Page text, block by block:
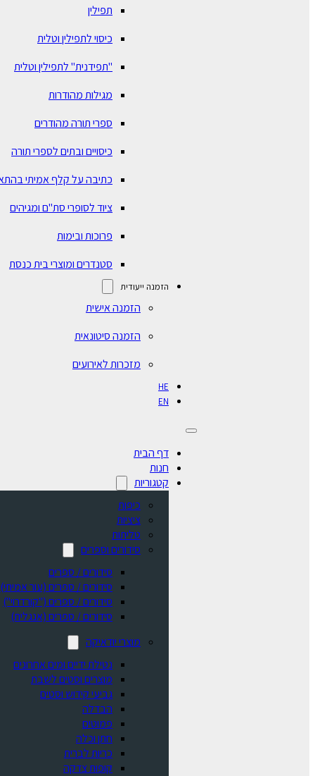
תפילין
כיסוי לתפילין וטלית
"תפידנית" לתפילין וטלית
מגילות מהודרות
ספרי תורה מהודרים
כיסויים ובתים לספרי תורה
כתיבה על קלף אמיתי
ציוד לסופרי סת"ם ומגיהים
פרוכות ובימות
סטנדרים ומוצרי בית כנסת
הזמנה ייעודית
הזמנה אישית
הזמנה סיטונאית
מזכרות לאירועים
HE
EN
דף הבית
חנות
קטגוריות
כיפות
ציציות
טליתות
סידורים וספרים
סידורים / ספרים
⁠סידורים / ספרים (עור אמיתי)
סידורים / ספרים ("קורדרוי")
סידורים / ספרים (אנגלית)
מוצרי יודאיקה
נטילת ידיים ומים אחרונים
מוצרים וסטים לשבת
גביעי קידוש וסטים
הבדלה
פמוטים
חתן וכלה
כריות לברית
קופות צדקה